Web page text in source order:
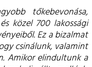
tőkebevonása,
közel 700 lakossági
Ez a bizalmat
csinálunk, valamint
Amikor elindultunk a